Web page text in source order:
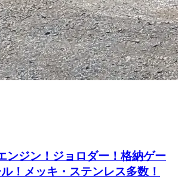
ンジン！ジョロダー！格納ゲー
！メッキ・ステンレス多数！